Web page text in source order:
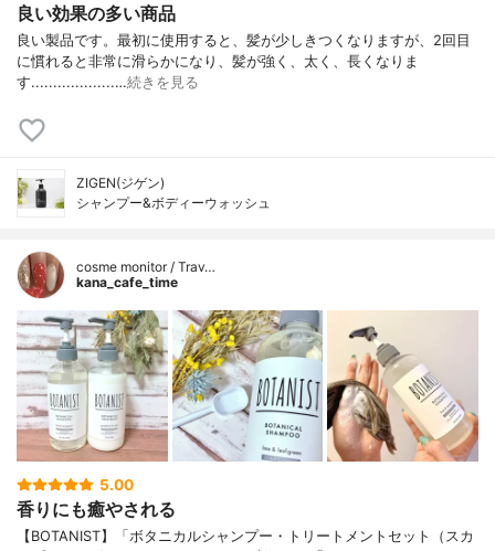
良い効果の多い商品
良い製品です。最初に使用すると、髪が少しきつくなりますが、2回目
に慣れると非常に滑らかになり、髪が強く、太く、長くなりま
す...................…続きを見る
ZIGEN(ジゲン)
シャンプー&ボディーウォッシュ
cosme monitor / Trav…
kana_cafe_time
5.00
香りにも癒やされる
【BOTANIST】「ボタニカルシャンプー・トリートメントセット（スカ